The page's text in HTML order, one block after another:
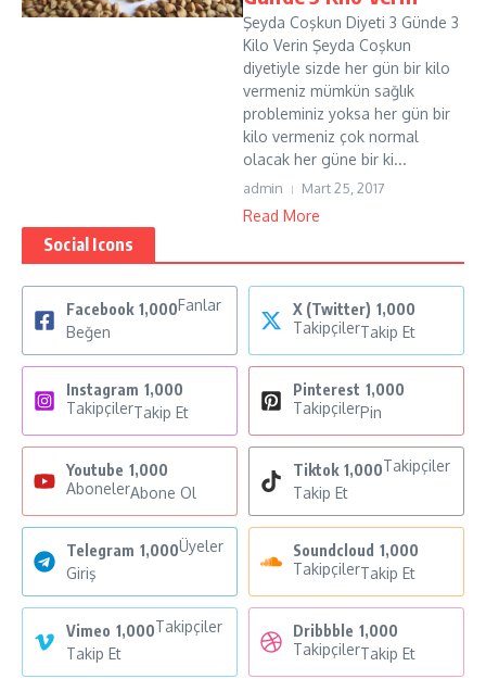
Şeyda Coşkun Diyeti 3 Günde 3
Kilo Verin Şeyda Coşkun
diyetiyle sizde her gün bir kilo
vermeniz mümkün sağlık
probleminiz yoksa her gün bir
kilo vermeniz çok normal
olacak her güne bir ki...
admin Mart 25, 2017
Read More
Social Icons
Facebook 1,000Fanlar
Beğen
X (Twitter) 1,000
TakipçilerTakip Et
Instagram 1,000
TakipçilerTakip Et
Pinterest 1,000
TakipçilerPin
Youtube 1,000
AbonelerAbone Ol
Tiktok 1,000Takipçiler
Takip Et
Telegram 1,000Üyeler
Giriş
Soundcloud 1,000
TakipçilerTakip Et
Vimeo 1,000Takipçiler
Takip Et
Dribbble 1,000
TakipçilerTakip Et